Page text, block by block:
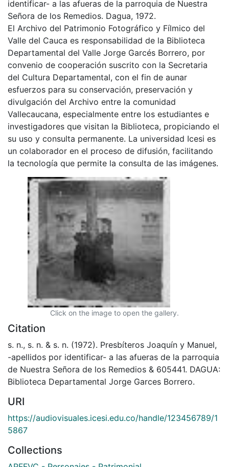
identificar- a las afueras de la parroquia de Nuestra
Señora de los Remedios. Dagua, 1972.
El Archivo del Patrimonio Fotográfico y Fílmico del
Valle del Cauca es responsabilidad de la Biblioteca
Departamental del Valle Jorge Garcés Borrero, por
convenio de cooperación suscrito con la Secretaria
del Cultura Departamental, con el fin de aunar
esfuerzos para su conservación, preservación y
divulgación del Archivo entre la comunidad
Vallecaucana, especialmente entre los estudiantes e
investigadores que visitan la Biblioteca, propiciando el
su uso y consulta permanente. La universidad Icesi es
un colaborador en el proceso de difusión, facilitando
la tecnología que permite la consulta de las imágenes.
Click on the image to open the gallery.
Citation
s. n., s. n. & s. n. (1972). Presbíteros Joaquín y Manuel,
-apellidos por identificar- a las afueras de la parroquia
de Nuestra Señora de los Remedios & 605441. DAGUA:
Biblioteca Departamental Jorge Garces Borrero.
URI
https://audiovisuales.icesi.edu.co/handle/123456789/1
5867
Collections